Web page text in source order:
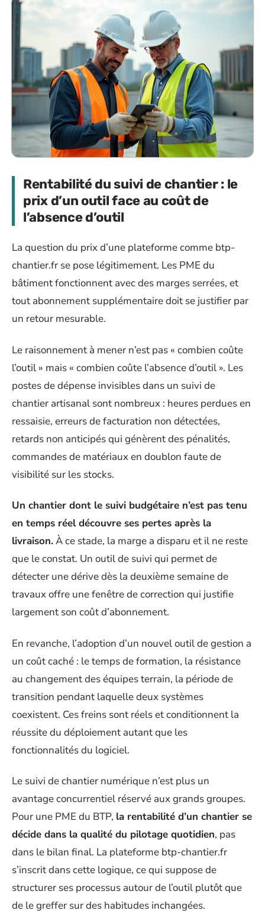
Rentabilité du suivi de chantier : le
prix d’un outil face au coût de
l’absence d’outil
La question du prix d’une plateforme comme btp-
chantier.fr se pose légitimement. Les PME du
bâtiment fonctionnent avec des marges serrées, et
tout abonnement supplémentaire doit se justifier par
un retour mesurable.
Le raisonnement à mener n’est pas « combien coûte
l’outil » mais « combien coûte l’absence d’outil ». Les
postes de dépense invisibles dans un suivi de
chantier artisanal sont nombreux : heures perdues en
ressaisie, erreurs de facturation non détectées,
retards non anticipés qui génèrent des pénalités,
commandes de matériaux en doublon faute de
visibilité sur les stocks.
Un chantier dont le suivi budgétaire n’est pas tenu
en temps réel découvre ses pertes après la
livraison.À ce stade, la marge a disparu et il ne reste
que le constat. Un outil de suivi qui permet de
détecter une dérive dès la deuxième semaine de
travaux offre une fenêtre de correction qui justifie
largement son coût d’abonnement.
En revanche, l’adoption d’un nouvel outil de gestion a
un coût caché : le temps de formation, la résistance
au changement des équipes terrain, la période de
transition pendant laquelle deux systèmes
coexistent. Ces freins sont réels et conditionnent la
réussite du déploiement autant que les
fonctionnalités du logiciel.
Le suivi de chantier numérique n’est plus un
avantage concurrentiel réservé aux grands groupes.
Pour une PME du BTP, la rentabilité d’un chantier se
décide dans la qualité du pilotage quotidien, pas
dans le bilan final. La plateforme btp-chantier.fr
s’inscrit dans cette logique, ce qui suppose de
structurer ses processus autour de l’outil plutôt que
de le greffer sur des habitudes inchangées.